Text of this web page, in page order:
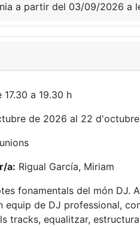
a partir del 03/09/2026 a
17.30 a 19.30 h
de 2026 al 22
a: Rigual García, Miriam
fonamentals del món DJ.
equip de DJ professional,
tracks, equalitzar,